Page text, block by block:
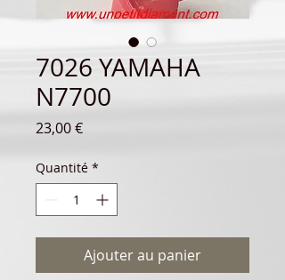
7026 YAMAHA
N7700
23,00 €Prix
Quantité *
Ajouter au panier